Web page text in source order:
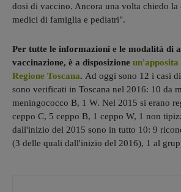
dosi di vaccino. Ancora una volta chiedo la
medici di famiglia e pediatri".
Per tutte le informazioni e le modalità di
vaccinazione, è a disposizione un'apposita
Regione Toscana. Ad oggi sono 12 i casi
sono verificati in Toscana nel 2016: 10 da
meningococco B, 1 W. Nel 2015 si erano
ceppo C, 5 ceppo B, 1 ceppo W, 1 non
dall'inizio del 2015 sono in tutto 10: 9
(3 delle quali dall'inizio del 2016), 1 al